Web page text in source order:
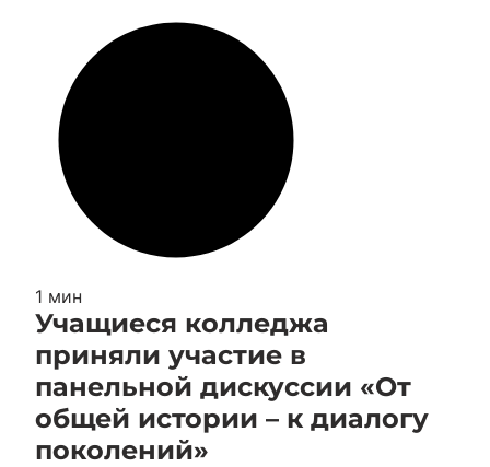
1 мин
Учащиеся колледжа
приняли участие в
панельной дискуссии «От
общей истории – к диалогу
поколений»